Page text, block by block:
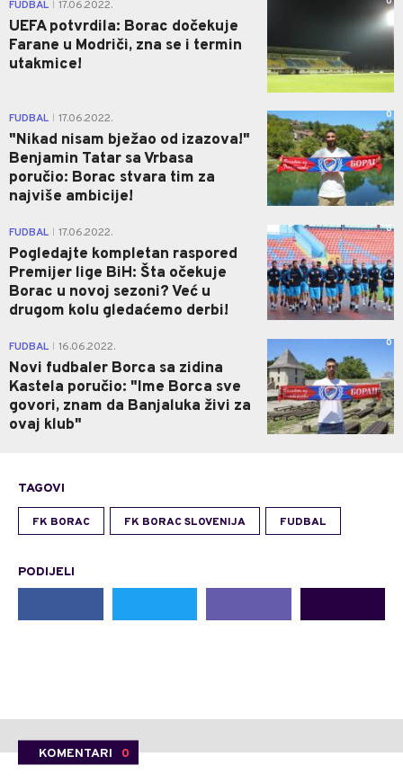
FUDBAL 17.06.2022.
UEFA potvrdila: Borac dočekuje
Farane u Modriči, zna se i termin
utakmice!
FUDBAL 17.06.2022.
"Nikad nisam bježao od izazova!"
Benjamin Tatar sa Vrbasa
poručio: Borac stvara tim za
najviše ambicije!
0
FUDBAL 17.06.2022.
Pogledajte kompletan raspored
Premijer lige BiH: Šta očekuje
Borac u novoj sezoni? Već u
drugom kolu gledaćemo derbi!
0
FUDBAL 16.06.2022.
Novi fudbaler Borca sa zidina
Kastela poručio: "Ime Borca sve
govori, znam da Banjaluka živi za
ovaj klub"
0
TAGOVI
FK BORAC FK BORAC SLOVENIJA FUDBAL
PODIJELI
KOMENTARI 0